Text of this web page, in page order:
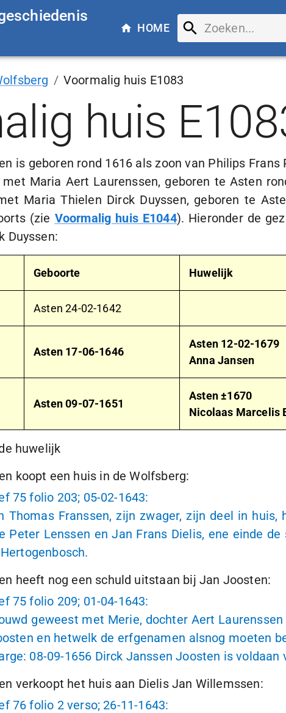
HOME
/ Voormalig huis E1083
huis
is geboren rond 1616 als zoon van Philips
Maria Aert Laurenssen, geboren te Asten
Maria Thielen Dirck Duyssen, geboren te
(zie Voormalig huis E1044). Hieronder de
Duyssen:
Geboorte Huwelijk
Asten24-02-1642
Asten 17-06-1646
Asten 12-02-1679
Anna Jansen
Asten09-07-1651
Asten ±1670
Nicolaas Marcelis
huwelijk
koopt een huis in de Wolfsberg:
75 folio 203; 05-02-1643:
Thomas Franssen, zijn zwager, zijn deel in
Peter Lenssen en Jan Frans Dielis, ene einde
.
heeft nog een schuld uitstaan bij Jan Joosten:
75 folio 209; 01-04-1643:
geweest met Merie, dochter Aert
en hetwelk de erfgenamen alsnog moeten
08-09-1656 Dirck Janssen Joosten is voldaan
verkoopt het huis aan Dielis Jan Willemssen:
76 folio 2 verso; 26-11-1643: